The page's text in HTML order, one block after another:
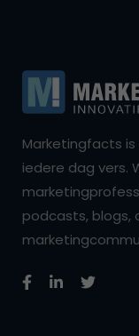
Marketingfacts
iedere dag vers.
podcasts, blogs,